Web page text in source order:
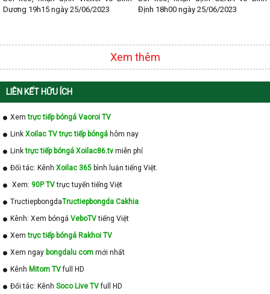
Dương 19h15 ngày 25/06/2023
Định 18h00 ngày 25/06/2023
Xem thêm
LIÊN KẾT HỮU ÍCH
Xemtrực tiếp bóngá Vaoroi TV
Link Xoilac TV trực tiếp bóngá hôm nay
Linktrực tiếp bóngá Xoilac86.tv miễn phí
Đối tác: Kênh Xoilac 365 bình luận tiếng Việt.
Xem: 90P TVtrực tuyến tiếng Việt
TructiepbongdaTructiepbongda Cakhia
Kênh: Xem bóngá VeboTVtiếng Việt
Xemtrực tiếp bóngá Rakhoi TV
Xem ngay bongdalu com mới nhất
Kênh Mitom TVfull HD
Đối tác: Kênh Soco Live TVfull HD